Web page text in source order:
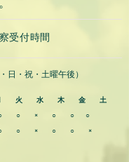
受付時間
日・祝・土曜午後）
火 水 木 金 土
○ × ○ ○ ○
○ × ○ ○ ×